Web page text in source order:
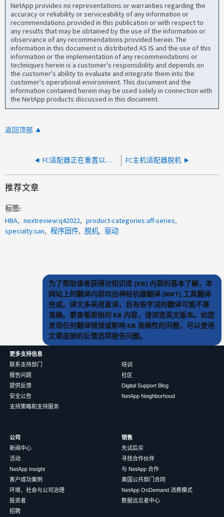
NetApp provides no representations or warranties regarding the
accuracy or reliability or serviceability of any information or
recommendations provided in this publication or with respect to
any results that may be obtained by the use of the information or
observance of any recommendations provided herein. The
information in this document is distributed AS IS and the use of this
information or the implementation of any recommendations or
techniques herein is a customer's responsibility and depends on
the customer's ability to evaluate and integrate them into the
customer's operational environment. This document and the
information contained herein may be used solely in connection with
the NetApp products discussed in this document.
返回顶部
FC适配器正在重置以清除驱动程序魔力消耗情况 FC主机适配器脱机
推荐文章
标签
HBA
nextreview:q42022
product-categories:aff-series
specialty:san
程序固件 脱机 驱动
为了帮助读者获得对知识库 (KB) 内容的基本了解，本
网站上的翻译内容均由神经机器翻译 (NMT) 工具翻译
完成。译文多采用直译，且有些字词的翻译可能不甚
准确。要查看原始的 KB 内容，请浏览英文版本。如您
发现任何翻译错误或影响 KB 准确性的问题，可以使用
文章底部的反馈选项报告问题。
更多支持信息
联系支持部门
报告问题
提供反馈
安全公告
支持策略和支持服务
培训
社区
Digital Support Blog
NetApp Neighborhood
公司
新闻中心
活动
NetApp Insight
客户成功案例
环境、社会与公司治理
投资者
招聘
销售
先试后买
寻找合作伙伴
与 NetApp 合作
美国公共部门合同
NetApp OnDemand 消费模式
数据远见者中心